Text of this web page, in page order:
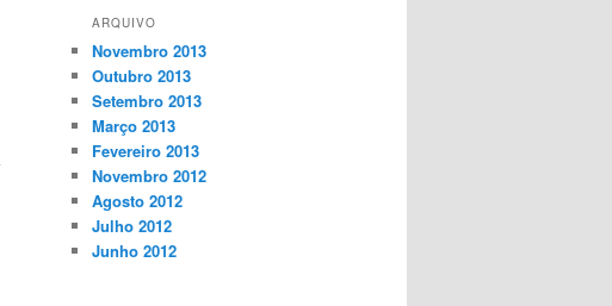
ARQUIVO
Novembro 2013
Outubro 2013
Setembro 2013
Março 2013
Fevereiro 2013
Novembro 2012
Agosto 2012
Julho 2012
Junho 2012